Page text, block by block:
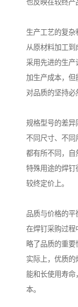
也反映在较终产
生产工艺的复杂
从原材料加工到
采用先进的生
加生产成本，但
对品质的坚持必
规格型号的差异
不同尺寸、不
都有所不同，自
特殊用途的焊钉
较终定价上。
品质与价格的平
在焊钉采购过程
略了品质的重要
实际上，优质
能和长使用寿
本。